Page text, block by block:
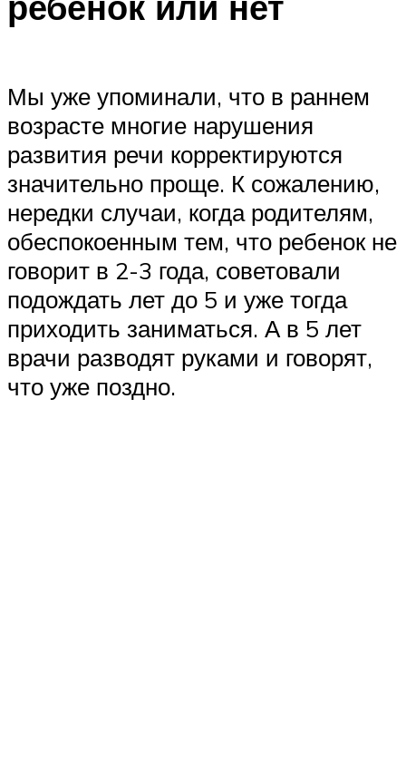
Мы уже упоминали, что в раннем
возрасте многие нарушения
развития речи корректируются
значительно проще. К сожалению,
нередки случаи, когда родителям,
обеспокоенным тем, что ребенок не
говорит в 2-3 года, советовали
подождать лет до 5 и уже тогда
приходить заниматься. А в 5 лет
врачи разводят руками и говорят,
что уже поздно.